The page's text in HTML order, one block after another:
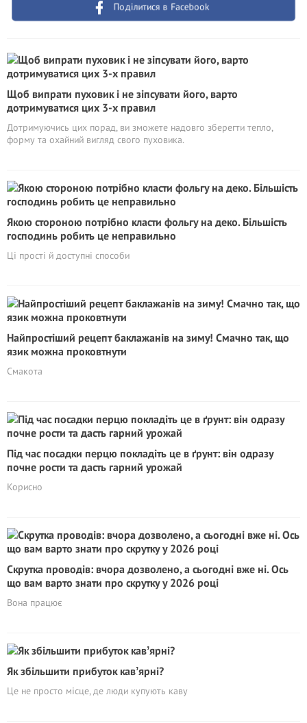
Поділитися в Facebook
Щоб випрати пуховик і не зіпсувати його, варто
дотримуватися цих 3-х правил
Дотримуючись цих порад, ви зможете надовго зберегти тепло,
форму та охайний вигляд свого пуховика.
Якою стороною потрібно класти фольгу на деко. Більшість
господинь робить це неправильно
Ці прості й доступні способи
Найпростіший рецепт баклажанів на зиму! Смачно так, що
язик можна проковтнути
Смакота
Під час посадки перцю покладіть це в ґрунт: він одразу
почне рости та дасть гарний урожай
Корисно
Скрутка проводів: вчора дозволено, а сьогодні вже ні. Ось
що вам варто знати про скрутку у 2026 році
Вона працює
Як збільшити прибуток кавʼярні?
Це не просто місце, де люди купують каву